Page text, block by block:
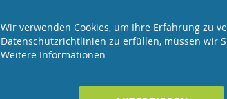
Wir verwenden Cookies, um Ihre Erfahrung zu
Datenschutzrichtlinien zu erfüllen, müssen wir
Weitere Informationen